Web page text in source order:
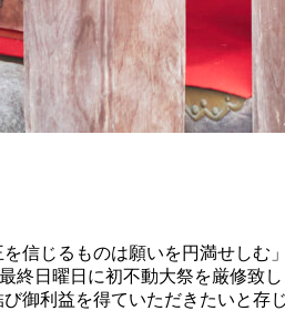
信じるものは願いを円満せしむ
終日曜日に初不動大祭を厳修致し
御利益を得ていただきたいと存じ